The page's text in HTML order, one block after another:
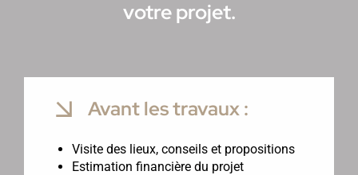
votre projet.
Avant les travaux :
Visite des lieux, conseils et propositions
Estimation financière du projet